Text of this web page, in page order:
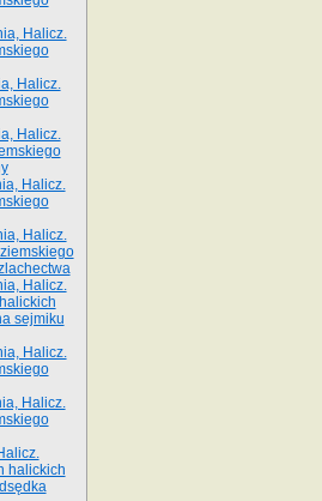
Halicz.
Halicz.
Halicz.
Halicz.
Halicz.
Halicz.
sejmiku
Halicz.
Halicz.
halickich